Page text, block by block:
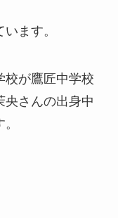
ます。
校が鷹匠中学校
央さんの出身中